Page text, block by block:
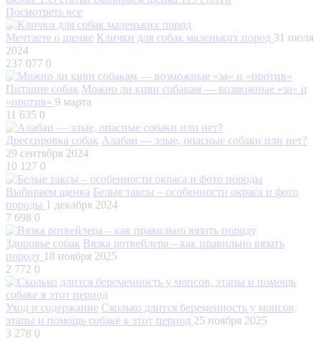
Посмотреть все
Мечтаете о щенке Клички для собак маленьких пород 31 июля
2024
237 077 0
Питание собак Можно ли киви собакам — возможные «за» и
«против» 9 марта
11 635 0
Дрессировка собак Алабаи — злые, опасные собаки или нет?
29 сентября 2024
10 127 0
Выбираем щенка Белые таксы – особенности окраса и фото
породы 1 декабря 2024
7 698 0
Здоровье собак Вязка ротвейлера – как правильно вязать
породу 18 ноября 2025
2 772 0
Уход и содержание Сколько длится беременность у мопсов,
этапы и помощь собаке в этот период 25 ноября 2025
3 278 0